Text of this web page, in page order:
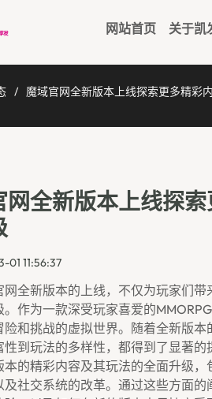
网站首页 关于凯
魔域官网全新版本上线探索更多精彩
网全新版本上线探
01 11:56:37
网全新版本的上线，不仅为玩家们
。作为一款深受玩家喜爱的
险和挑战的虚拟世界。随着全新版
性到玩法的多样性，都得到了显著
本的精彩内容及其玩法的全面升级
及社交系统的改革。通过这些方面